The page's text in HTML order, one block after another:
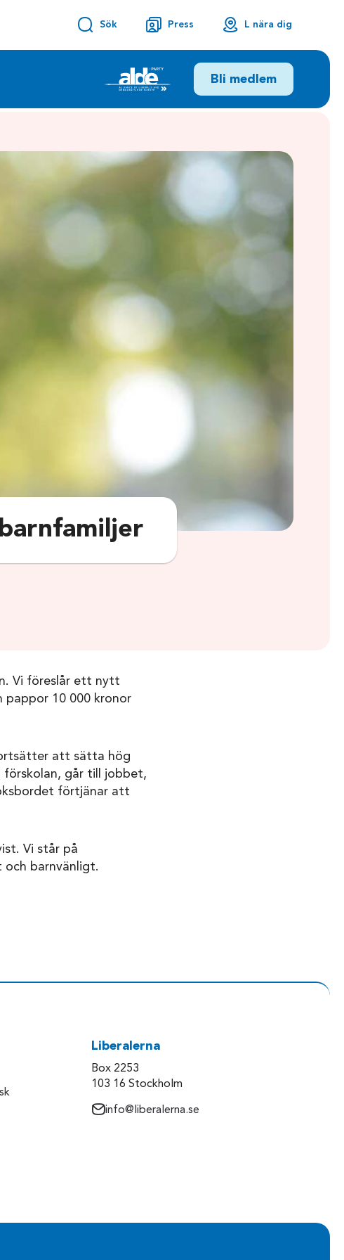
Sök Press L nära dig
Bli medlem
Vi föreslår ett nytt
pappor 10 000 kronor
att sätta hög
förskolan, går till jobbet,
förtjänar att
Vi står på
och barnvänligt.
Liberalerna
Box 2253
103 16 Stockholm
info@liberalerna.se